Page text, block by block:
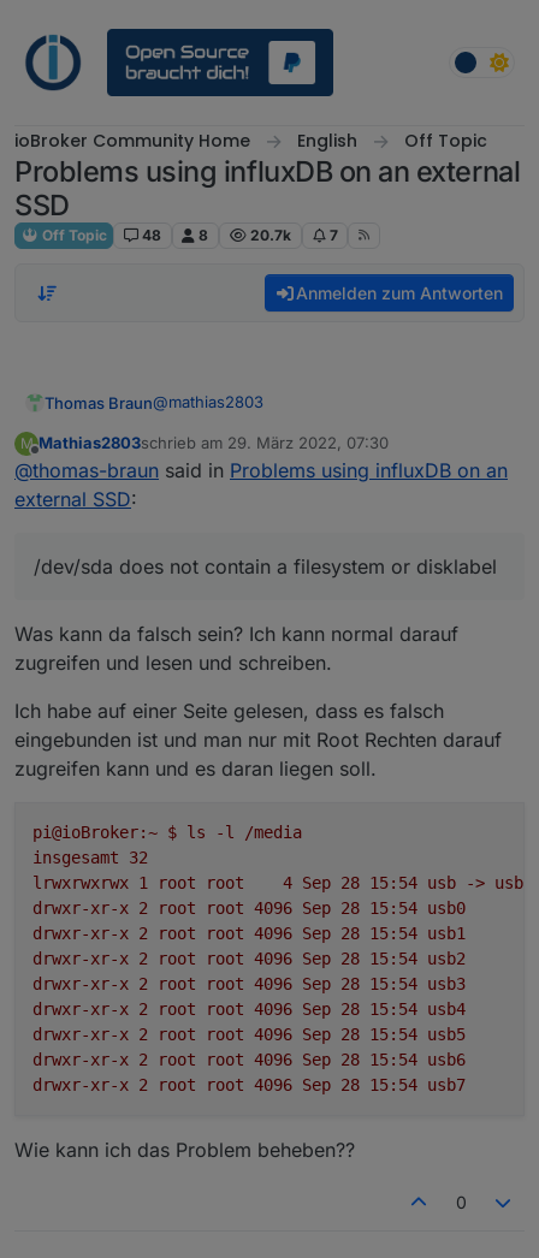
ioBroker Community Home English Off Topic
Problems using influxDB on an external
SSD
Off Topic 48 8 20.7k 7
Anmelden zum Antworten
Thomas Braun@mathias2803
Mar 24 18:28:31 ioBroker
Mar 24 18:28:31 ioBroker systemd-
Remote-Desktop) aus. Server immer ohne GUI,
per SSH-Zugang betreiben.
M
Offline
Mathias2803schrieb am 29. März 2022, 07:30
zuletzt editiert von
@thomas-braun said in Problems using influxDB on an
external SSD:
/dev/sda does not contain a filesystem or disklabel
Was kann da falsch sein? Ich kann normal darauf
zugreifen und lesen und schreiben.
Ich habe auf einer Seite gelesen, dass es falsch
eingebunden ist und man nur mit Root Rechten darauf
zugreifen kann und es daran liegen soll.
pi@ioBroker:~ $ ls -l
/media
insgesamt
32
lrwxrwxrwx 1 root root 4 Sep 28 15:54 usb -> usb0
drwxr-xr-x 2 root root 4096 Sep 28 15:54 usb0
drwxr-xr-x 2 root root 4096 Sep 28 15:54 usb1
drwxr-xr-x 2 root root 4096 Sep 28 15:54 usb2
drwxr-xr-x 2 root root 4096 Sep 28 15:54 usb3
drwxr-xr-x 2 root root 4096 Sep 28 15:54 usb4
drwxr-xr-x 2 root root 4096 Sep 28 15:54 usb5
drwxr-xr-x 2 root root 4096 Sep 28 15:54 usb6
drwxr-xr-x 2 root root 4096 Sep 28 15:54 usb7
Wie kann ich das Problem beheben??
0